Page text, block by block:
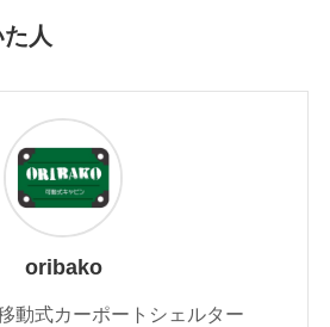
人
oribako
動式カーポートシェルター